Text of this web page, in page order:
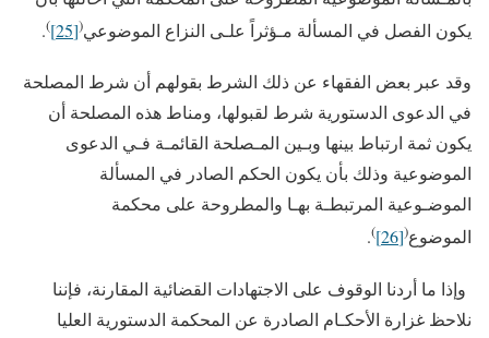
يكون الفصل في المسألة مـؤثراً علـى النزاع الموضوعي(
[25]
)
.
وقد عبر بعض الفقهاء عن ذلك الشرط بقولهم أن شرط المصلحة
في الدعوى الدستورية شرط لقبولها، ومناط هذه المصلحة أن
يكون ثمة ارتباط بينها وبـين المـصلحة القائمـة فـي الدعوى
الموضوعية وذلك بأن يكون الحكم الصادر في المسألة
الموضـوعية المرتبطـة بهـا والمطروحة على محكمة
الموضوع(
[26]
)
.
وإذا ما أردنا الوقوف على الاجتهادات القضائية المقارنة، فإننا
نلاحظ غزارة الأحكـام الصادرة عن المحكمة الدستورية العليا